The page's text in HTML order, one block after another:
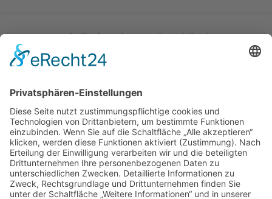
Katholische Privat-Universität Linz
Bethlehemstraße 20
T:+43 732 / 784293
E:office[at]ku-linz.at